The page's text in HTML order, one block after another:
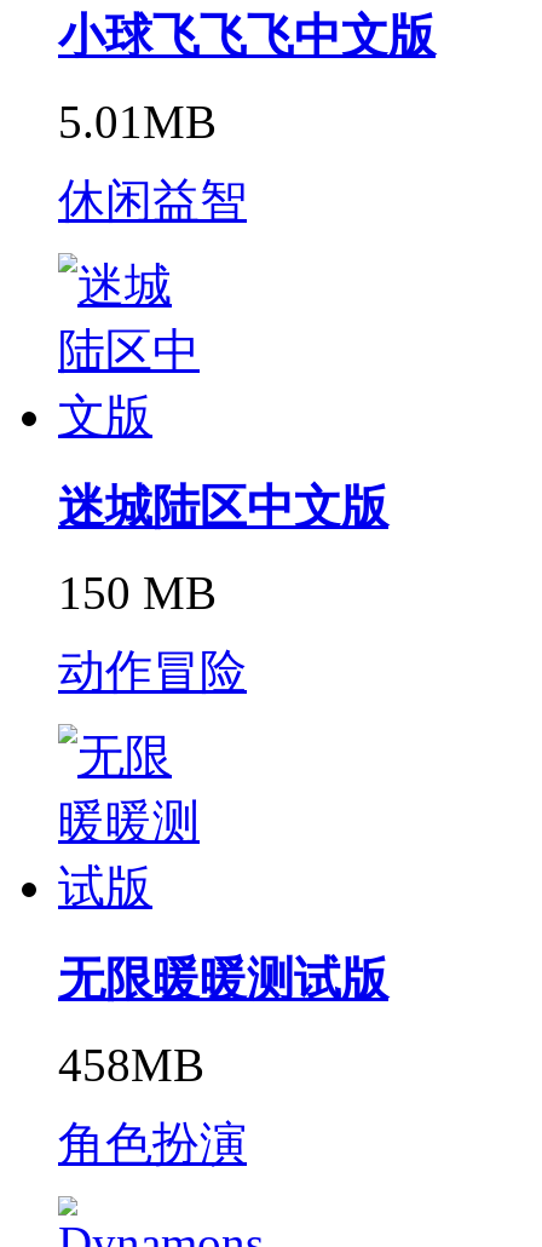
小球飞飞飞中文版
5.01MB
休闲益智
迷城陆区中文版
150 MB
动作冒险
无限暖暖测试版
458MB
角色扮演